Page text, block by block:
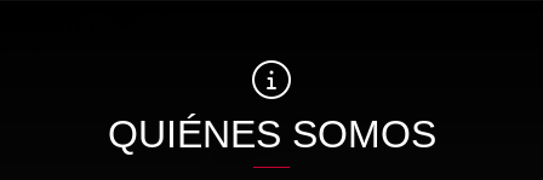
QUIÉNES SOMOS